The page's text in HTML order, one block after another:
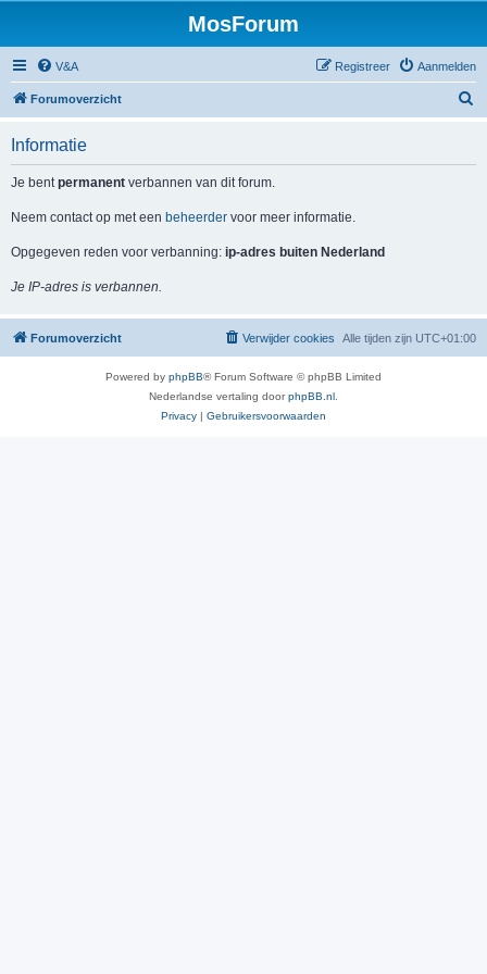
MosForum
V&A Aanmelden
Registreer
Forumoverzicht
Informatie
Je bentpermanent verbannen van dit forum.
Neem contact op met een beheerder voor meer informatie.
Opgegeven reden voor verbanning: ip-adres buiten Nederland
Je IP-adres is verbannen.
Forumoverzicht Alle tijden zijn UTC+01:00
Verwijder cookies
Powered by phpBB® Forum Software © phpBB Limited
Nederlandse vertaling doorphpBB.nl
Privacy | Gebruikersvoorwaarden